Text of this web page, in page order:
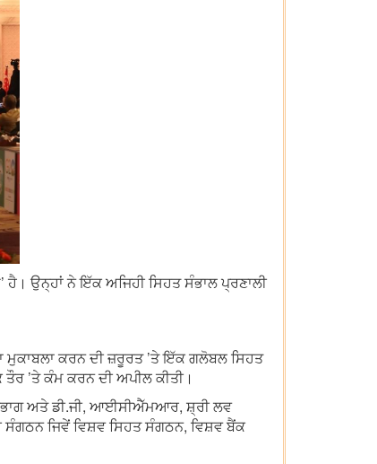
ਹੈ। ਉਨ੍ਹਾਂ ਨੇ ਇੱਕ ਅਜਿਹੀ ਸਿਹਤ ਸੰਭਾਲ ਪ੍ਰਣਾਲੀ
ਕਰਨ ਦੀ ਜ਼ਰੂਰਤ ’ਤੇ ਇੱਕ ਗਲੋਬਲ ਸਿਹਤ
’ਤੇ ਕੰਮ ਕਰਨ ਦੀ ਅਪੀਲ ਕੀਤੀ।
ਅਤੇ ਡੀ.ਜੀ, ਆਈਸੀਐੱਮਆਰ, ਸ਼੍ਰੀ ਲਵ
ਜਿਵੇਂ ਵਿਸ਼ਵ ਸਿਹਤ ਸੰਗਠਨ, ਵਿਸ਼ਵ ਬੈਂਕ